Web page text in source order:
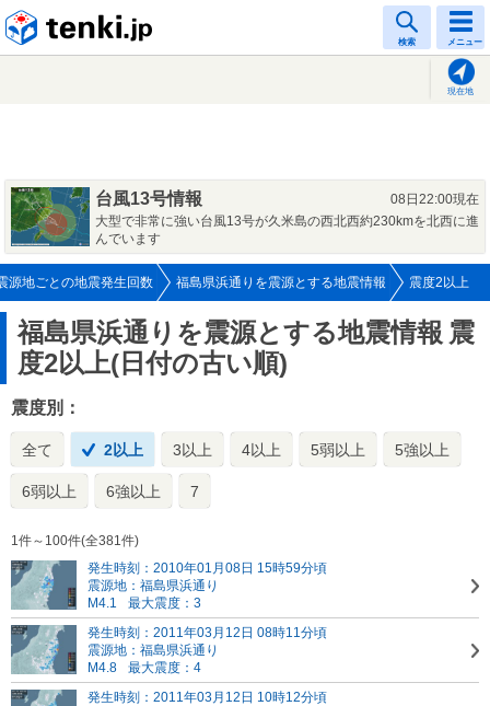
検索 メニュー
現在地
台風13号情報
08日22:00現在
大型で非常に強い台風13号が久米島の西北西約230kmを北西に進
んでいます
源地ごとの地震発生回数 福島県浜通りを震源とする地震情報 震度2以上
福島県浜通りを震源とする地震情報 震
度2以上(日付の古い順)
震度別：
全て 2以上 3以上 4以上 5弱以上 5強以上
6弱以上 6強以上 7
1件～100件(全381件)
発生時刻：2010年01月08日 15時59分頃
震源地：福島県浜通り
M4.1
最大震度：3
発生時刻：2011年03月12日 08時11分頃
震源地：福島県浜通り
M4.8
最大震度：4
発生時刻：2011年03月12日 10時12分頃